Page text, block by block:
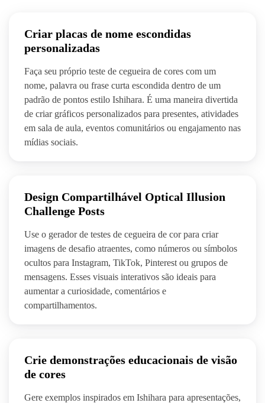
Criar placas de nome escondidas
personalizadas
Faça seu próprio teste de cegueira de cores com um
nome, palavra ou frase curta escondida dentro de um
padrão de pontos estilo Ishihara. É uma maneira divertida
de criar gráficos personalizados para presentes, atividades
em sala de aula, eventos comunitários ou engajamento nas
mídias sociais.
Design Compartilhável Optical Illusion
Challenge Posts
Use o gerador de testes de cegueira de cor para criar
imagens de desafio atraentes, como números ou símbolos
ocultos para Instagram, TikTok, Pinterest ou grupos de
mensagens. Esses visuais interativos são ideais para
aumentar a curiosidade, comentários e
compartilhamentos.
Crie demonstrações educacionais de visão
de cores
Gere exemplos inspirados em Ishihara para apresentações,